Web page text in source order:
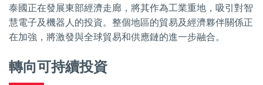
泰國正在發展東部經濟走廊，將其作為工業重地，吸引對智
慧電子及機器人的投資。整個地區的貿易及經濟夥伴關係正
在加強，將激發與全球貿易和供應鏈的進一步融合。
轉向可持續投資